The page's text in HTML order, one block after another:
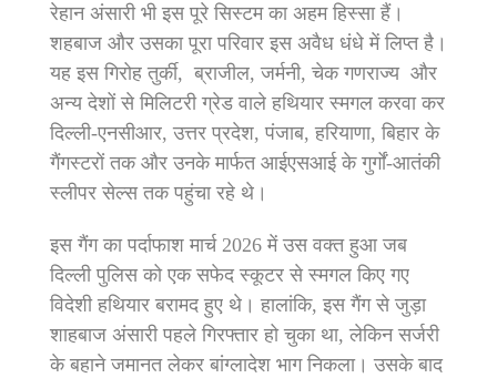
रेहान अंसारी भी इस पूरे सिस्टम का अहम हिस्सा हैं।
शहबाज और उसका पूरा परिवार इस अवैध धंधे में लिप्त है।
यह इस गिरोह तुर्की, ब्राजील, जर्मनी, चेक गणराज्य और
अन्य देशों से मिलिटरी ग्रेड वाले हथियार स्मगल करवा कर
दिल्ली-एनसीआर, उत्तर प्रदेश, पंजाब, हरियाणा, बिहार के
गैंगस्टरों तक और उनके मार्फत आईएसआई के गुर्गों-आतंकी
स्लीपर सेल्स तक पहुंचा रहे थे।
इस गैंग का पर्दाफाश मार्च 2026 में उस वक्त हुआ जब
दिल्ली पुलिस को एक सफेद स्कूटर से स्मगल किए गए
विदेशी हथियार बरामद हुए थे। हालांकि, इस गैंग से जुड़ा
शाहबाज अंसारी पहले गिरफ्तार हो चुका था, लेकिन सर्जरी
के बहाने जमानत लेकर बांग्लादेश भाग निकला। उसके बाद